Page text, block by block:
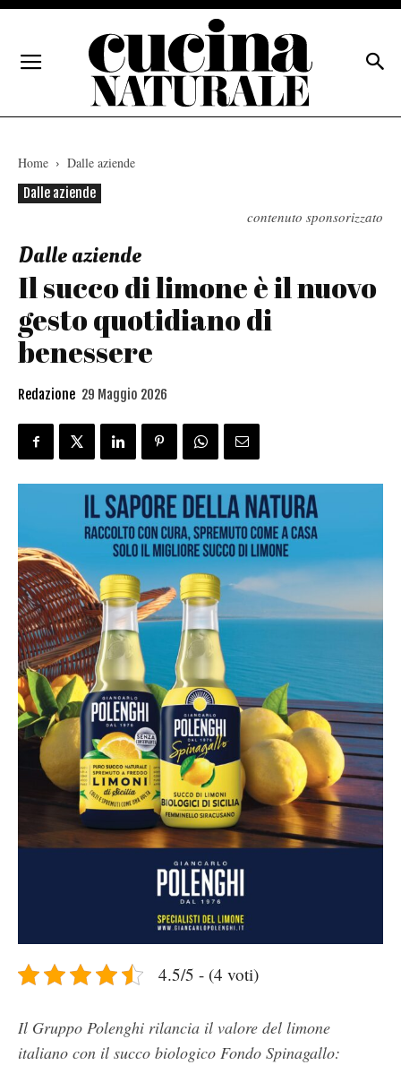
Home
Dalle aziende
Dalle aziende
contenuto sponsorizzato
Dalle aziende
Il succo di limone è il nuovo
gesto quotidiano di
benessere
Redazione 29 Maggio 2026
4.5/5 - (4 voti)
Il Gruppo Polenghi rilancia il valore del limone
italiano con il succo biologico Fondo Spinagallo: